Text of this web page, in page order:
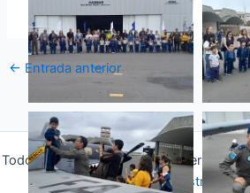
← Entrada anterior
Todos los derechos © 2026 Fuerza
gracias aTema Astra para